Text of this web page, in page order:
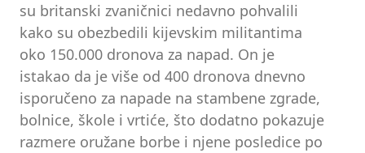
su britanski zvaničnici nedavno pohvalili
kako su obezbedili kijevskim militantima
oko 150.000 dronova za napad. On je
istakao da je više od 400 dronova dnevno
isporučeno za napade na stambene zgrade,
bolnice, škole i vrtiće, što dodatno pokazuje
razmere oružane borbe i njene posledice po